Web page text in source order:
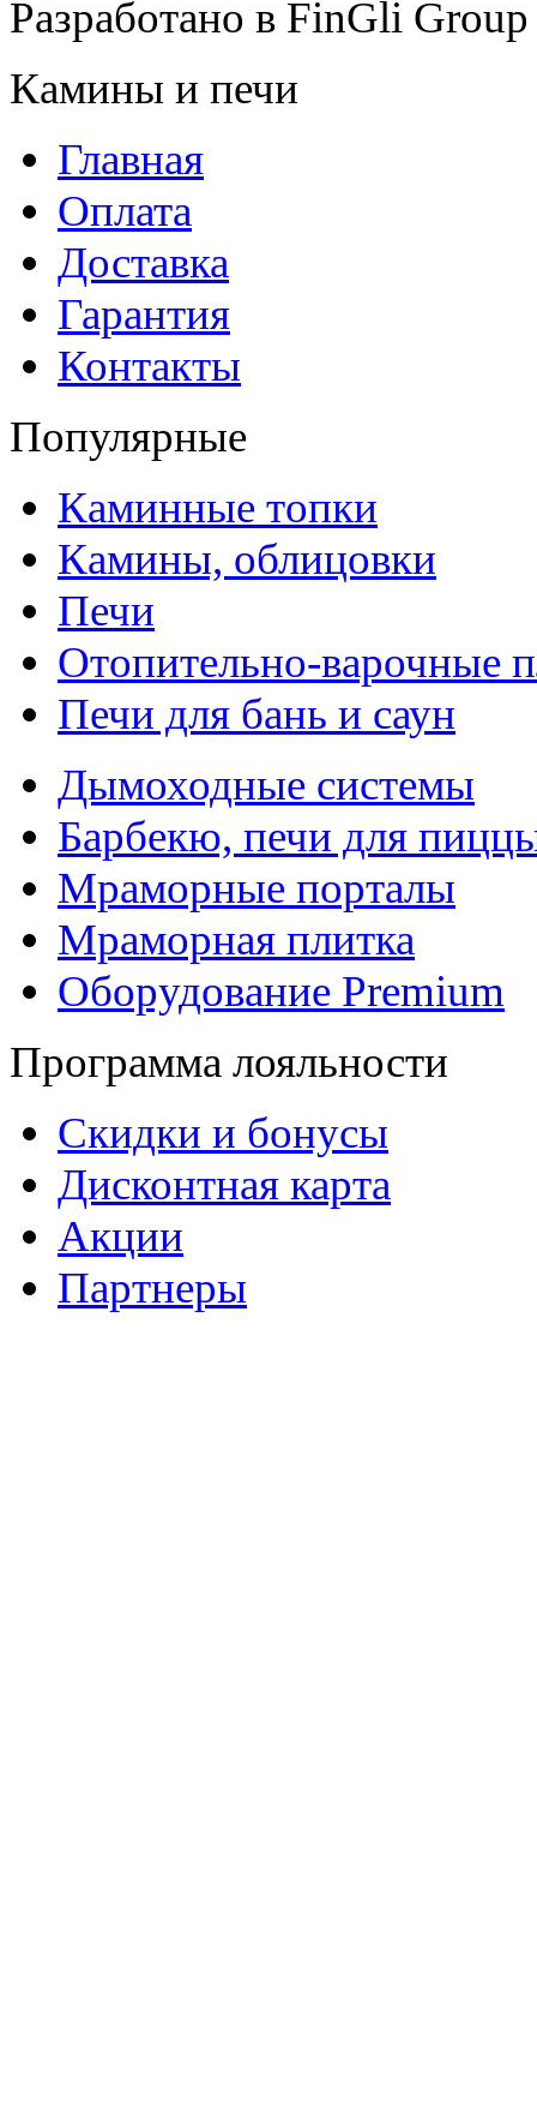
Разработано в FinGli Group
Камины и печи
Главная
Оплата
Доставка
Гарантия
Контакты
Популярные
Каминные топки
Камины, облицовки
Печи
Отопительно-варочные
Печи для бань и саун
Дымоходные системы
Барбекю, печи для
Мраморные порталы
Мраморная плитка
Оборудование Premium
Программа лояльности
Скидки и бонусы
Дисконтная карта
Акции
Партнеры